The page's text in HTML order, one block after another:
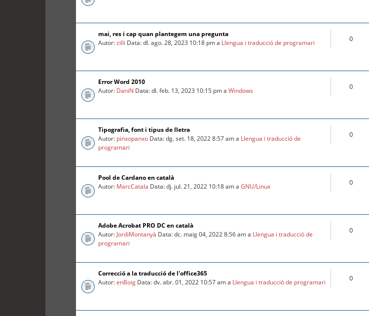
mai, res i cap quan plantegem una pregunta
Autor:zilli Data: dl. ago. 28, 2023 10:18 pm a Llengua i traducció de programari 0
Error Word 2010
Autor: DaniN Data: dl. feb. 13, 2023 10:15 pm aWindows 0
Tipografia, font i tipus de lletra
Autor: pinxopanxo Data: dg. set. 18, 2022 8:57 am a Llengua i traducció de
programari
0
Pool de Cardano en català
Autor: MarcCatala Data: dj. jul. 21, 2022 10:18 am aGNU/Linux 0
Adobe Acrobat PRO DC en català
Autor: JordiMontanyà Data: dc. maig 04, 2022 8:56 am a Llengua i traducció de
programari
0
Correcció a la traducció de l'office365
Autor:enBoig Data: dv. abr. 01, 2022 10:57 am a Llengua i traducció de programari 0